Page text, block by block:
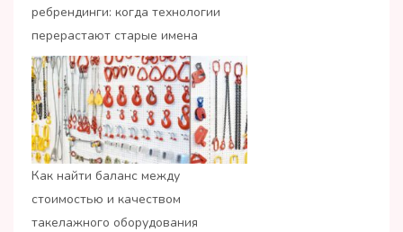
ребрендинги: когда технологии
перерастают старые имена
Как найти баланс между
стоимостью и качеством
такелажного оборудования